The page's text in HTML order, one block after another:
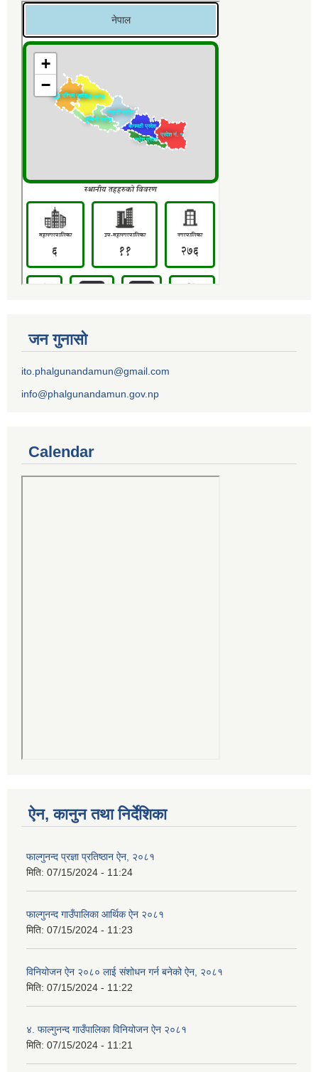
जन गुनासो
ito.phalgunandamun@gmail.com
info@phalgunandamun.gov.np
Calendar
ऐन, कानुन तथा निर्देशिका
फाल्गुनन्द प्रज्ञा प्रतिष्ठान ऐन, २०८१
मिति: 07/15/2024 - 11:24
फाल्गुनन्द गाउँपालिका आर्थिक ऐन २०८१
मिति: 07/15/2024 - 11:23
विनियोजन ऐन २०८० लाई संशोधन गर्न बनेको ऐन, २०८१
मिति: 07/15/2024 - 11:22
४. फाल्गुनन्द गाउँपालिका विनियोजन ऐन २०८१
मिति: 07/15/2024 - 11:21